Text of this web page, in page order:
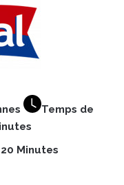
Temps de
Minutes